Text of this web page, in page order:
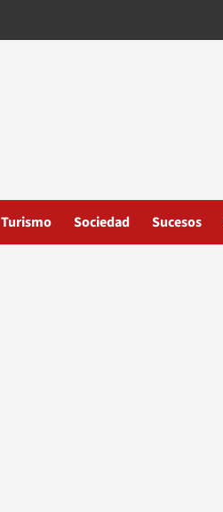
Turismo Sociedad Sucesos